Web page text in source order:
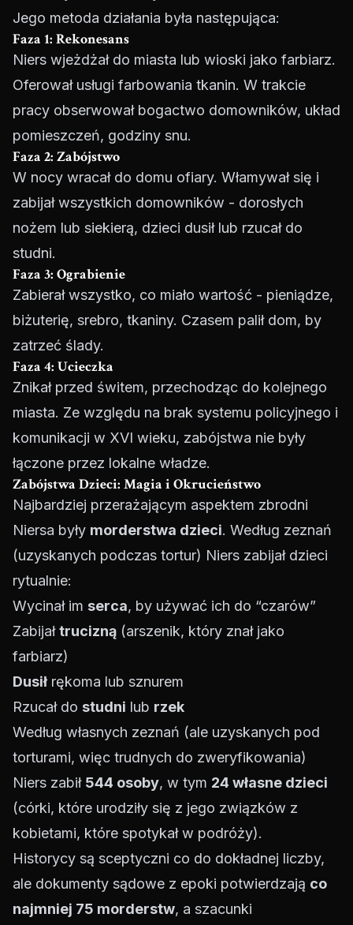
Jego metoda działania była następująca:
Faza 1: Rekonesans
Niers wjeżdżał do miasta lub wioski jako farbiarz.
Oferował usługi farbowania tkanin. W trakcie
pracy obserwował bogactwo domowników, układ
pomieszczeń, godziny snu.
Faza 2: Zabójstwo
W nocy wracał do domu ofiary. Włamywał się i
zabijał wszystkich domowników - dorosłych
nożem lub siekierą, dzieci dusił lub rzucał do
studni.
Faza 3: Ograbienie
Zabierał wszystko, co miało wartość - pieniądze,
biżuterię, srebro, tkaniny. Czasem palił dom, by
zatrzeć ślady.
Faza 4: Ucieczka
Znikał przed świtem, przechodząc do kolejnego
miasta. Ze względu na brak systemu policyjnego i
komunikacji w XVI wieku, zabójstwa nie były
łączone przez lokalne władze.
Zabójstwa Dzieci: Magia i Okrucieństwo
Najbardziej przerażającym aspektem zbrodni
Niersa były morderstwa dzieci. Według zeznań
(uzyskanych podczas tortur) Niers zabijał dzieci
rytualnie:
Wycinał im serca, by używać ich do “czarów”
Zabijałtrucizną (arszenik, który znał jako
farbiarz)
Dusił rękoma lub sznurem
Rzucał do studni lub rzek
Według własnych zeznań (ale uzyskanych pod
torturami, więc trudnych do zweryfikowania)
Niers zabił 544 osoby, w tym 24 własne dzieci
(córki, które urodziły się z jego związków z
kobietami, które spotykał w podróży).
Historycy są sceptyczni co do dokładnej liczby,
ale dokumenty sądowe z epoki potwierdzają co
najmniej 75 morderstw, a szacunki